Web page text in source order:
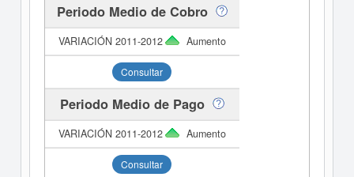
Periodo Medio de Cobro
Aumento
Consultar
Periodo Medio de Pago
Aumento
Consultar